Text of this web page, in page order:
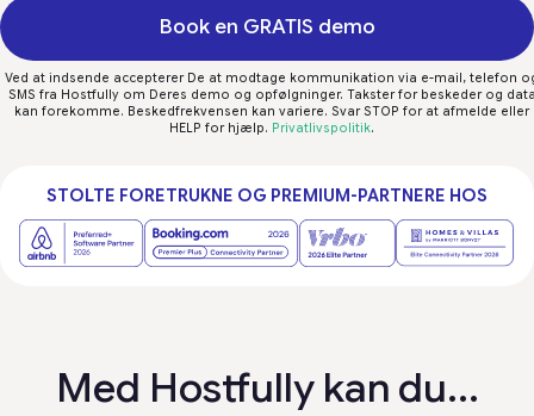
Book en GRATIS demo
Ved at indsende accepterer De at modtage kommunikation via e-mail, telefon
SMS fra Hostfully om Deres demo og opfølgninger. Takster for beskeder og
kan forekomme. Beskedfrekvensen kan variere. Svar STOP for at afmelde eller
HELP for hjælp. Privatlivspolitik.
STOLTE FORETRUKNE OG PREMIUM-PARTNERE HOS
Med Hostfully kan du...